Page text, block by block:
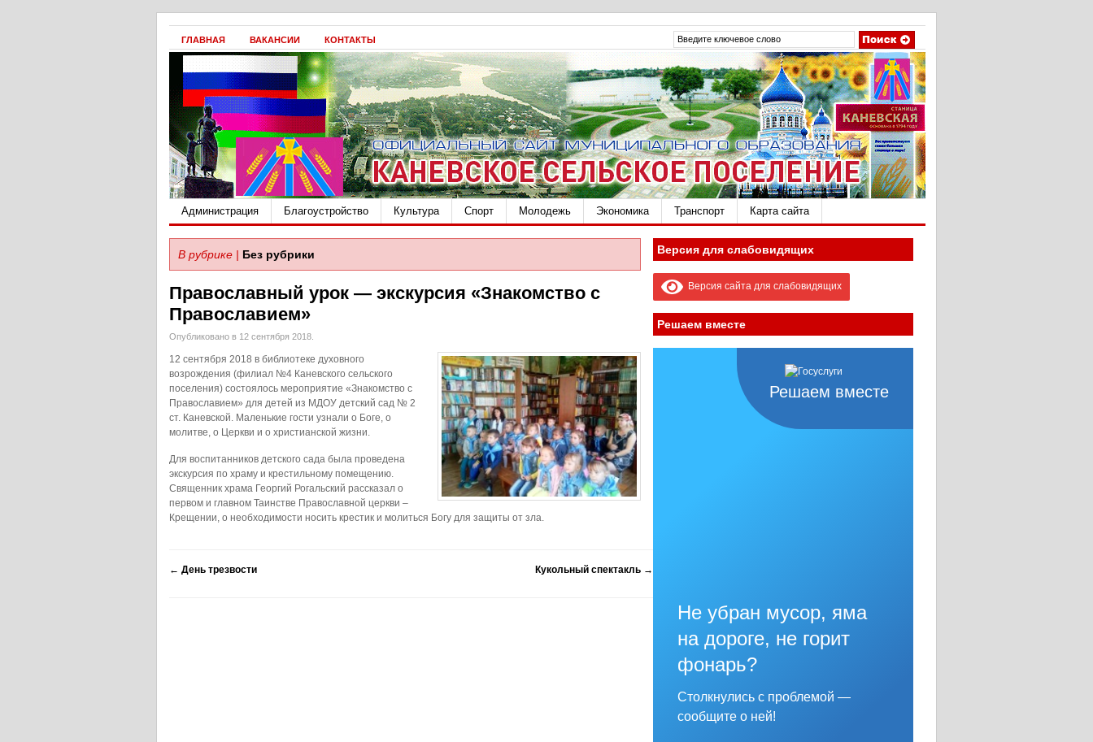
ГЛАВНАЯ ВАКАНСИИ КОНТАКТЫ
Администрация Благоустройство Культура Спорт Молодежь Экономика Транспорт Карта сайта
В рубрике | Без рубрики
Православный урок — экскурсия «Знакомство с
Православием»
Опубликовано в 12 сентября 2018.
12 сентября 2018 в библиотеке духовного
возрождения (филиал №4 Каневского сельского
поселения) состоялось мероприятие «Знакомство с
Православием» для детей из МДОУ детский сад № 2
ст. Каневской. Маленькие гости узнали о Боге, о
молитве, о Церкви и о христианской жизни.
Для воспитанников детского сада была проведена
экскурсия по храму и крестильному помещению.
Священник храма Георгий Рогальский рассказал о
первом и главном Таинстве Православной церкви –
Крещении, о необходимости носить крестик и молиться Богу для защиты от зла.
← День трезвости Кукольный спектакль →
Версия для слабовидящих
Версия сайта для слабовидящих
Решаем вместе
Решаем вместе
Не убран мусор, яма
на дороге, не горит
фонарь?
Столкнулись с проблемой —
сообщите о ней!